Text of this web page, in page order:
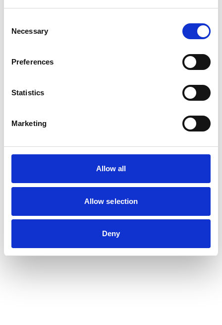
Selection
Necessary
Preferences
Statistics
Marketing
Allow all
Allow selection
Deny